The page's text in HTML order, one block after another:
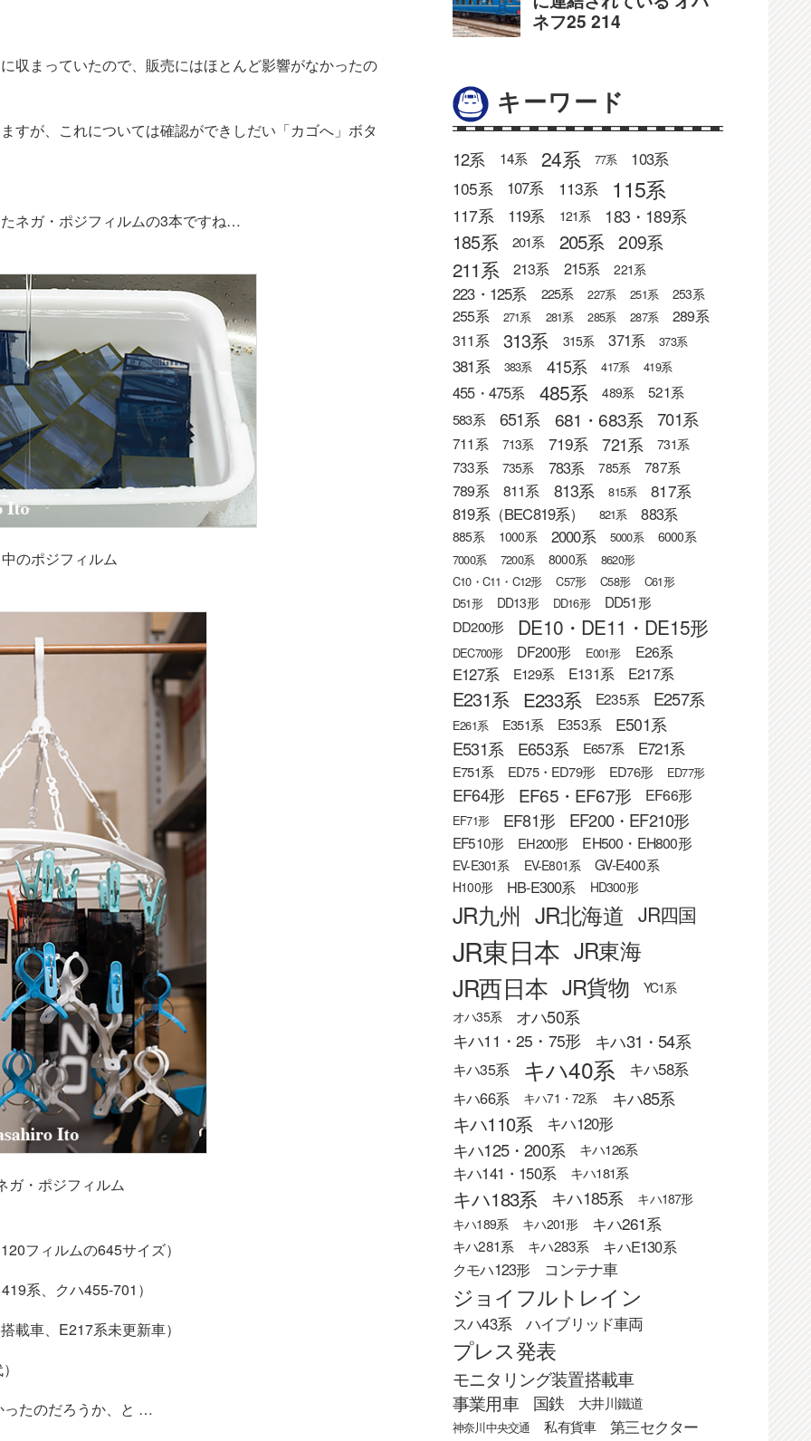
収まっていたので、販売にはほとんど影響がなかったの
すが、これについては確認ができしだい「カゴへ」ボタ
ネガ・ポジフィルムの3本ですね…
のポジフィルム
ガ・ポジフィルム
フィルムの645サイズ）
系、クハ455-701）
載車、E217系未更新車）
たのだろうか、と …
キーワード
12系 14系 24系 77系 103系
105系 107系 113系 115系
117系 119系 121系 183・189系
185系 201系 205系 209系
211系 213系 215系 221系
223・125系 225系 227系 251系 253系
255系 271系 281系 285系 287系
289系
311系
313系 315系 371系 373系
381系 383系 415系 417系 419系
455・475系 485系 489系 521系
583系 651系 681・683系 701系
711系 713系 719系 721系 731系
733系 735系 783系 785系 787系
789系 811系 813系 815系 817系
819系（BEC819系） 821系 883系
885系 1000系 2000系 5000系 6000系
7000系 7200系 8000系
8620形
C10・C11・C12形
C57形 C58形
C61形
D51形
DD13形 DD16形 DD51形
DD200形 DE10・DE11・DE15形
DEC700形 DF200形 E001形 E26系
E127系 E129系 E131系 E217系
E231系 E233系 E235系 E257系
E261系 E351系 E353系 E501系
E531系 E653系 E657系 E721系
E751系 ED75・ED79形 ED76形 ED77形
EF64形 EF65・EF67形 EF66形
EF71形 EF81形 EF200・EF210形
EF510形 EH200形 EH500・EH800形
EV-E301系 EV-E801系 GV-E400系
H100形 HB-E300系 HD300形
JR九州 JR北海道 JR四国
JR東日本 JR東海
JR西日本 JR貨物
YC1系
オハ35系
オハ50系
キハ11・25・75形 キハ31・54系
キハ35系 キハ40系
キハ58系
キハ66系
キハ71・72系 キハ85系
キハ110系 キハ120形
キハ125・200系 キハ126系
キハ141・150系 キハ181系
キハ183系 キハ185系
キハ187形
キハ189系
キハ201形 キハ261系
キハ281系 キハ283系
キハE130系
クモハ123形
コンテナ車
ジョイフルトレイン
スハ43系 ハイブリッド車両
プレス発表
モニタリング装置搭載車
事業用車 国鉄 大井川鐵道
神奈川中央交通 私有貨車
第三セクター